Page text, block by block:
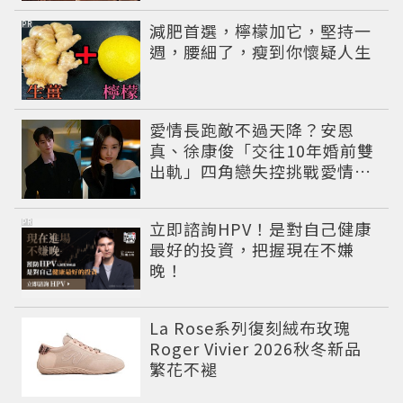
減肥首選，檸檬加它，堅持一
週，腰細了，瘦到你懷疑人生
PR
愛情長跑敵不過天降？安恩
真、徐康俊「交往10年婚前雙
出軌」四角戀失控挑戰愛情底
立即諮詢HPV！是對自己健康
最好的投資，把握現在不嫌
晚！
PR
La Rose系列復刻絨布玫瑰
Roger Vivier 2026秋冬新品
繁花不褪